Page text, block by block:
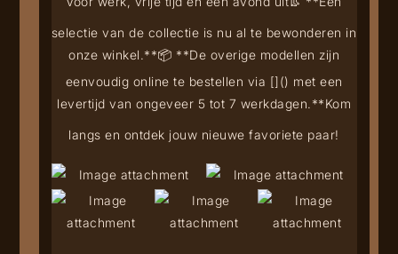
selectie van de collectie is nu al te bewonderen in
onze winkel.**📦 **De overige modellen zijn
eenvoudig online te bestellen via []() met een
levertijd van ongeveer 5 tot 7 werkdagen.**Kom
langs en ontdek jouw nieuwe favoriete paar!